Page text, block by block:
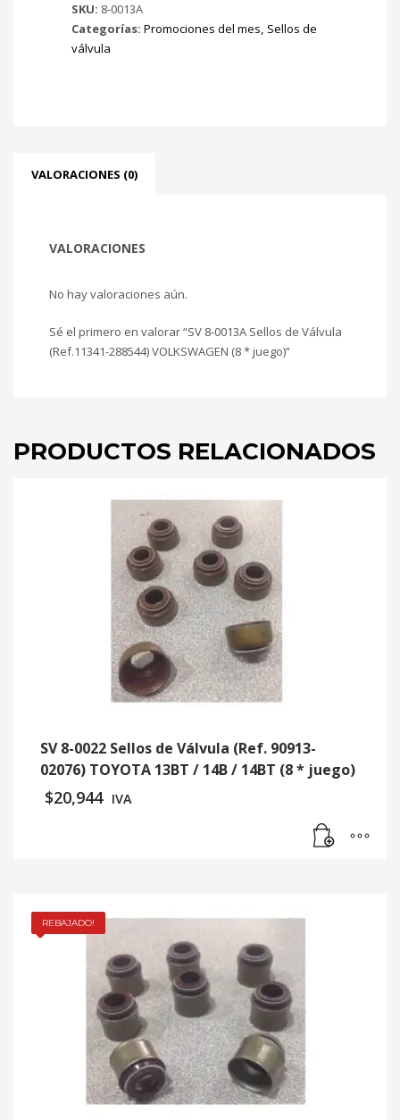
(Ref.11341-
288544)
VOLKSWAGEN
SKU: 8-0013A
Categorías: Promociones del mes, Sellos de
válvula
VALORACIONES (0)
VALORACIONES
No hay valoraciones aún.
Sé el primero en valorar “SV 8-0013A Sellos de Válvula
(Ref.11341-288544) VOLKSWAGEN (8 * juego)”
PRODUCTOS RELACIONADOS
SV 8-0022 Sellos de Válvula (Ref. 90913-
02076) TOYOTA 13BT / 14B / 14BT (8 * juego)
$20,944 IVA
REBAJADO!